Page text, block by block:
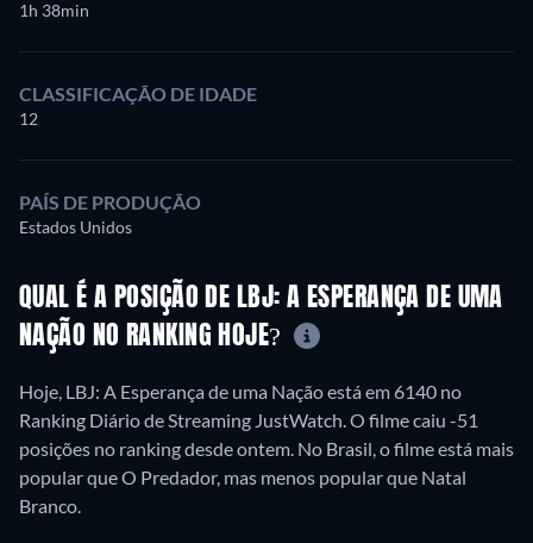
1h 38min
CLASSIFICAÇÃO DE IDADE
12
PAÍS DE PRODUÇÃO
Estados Unidos
QUAL É A POSIÇÃO DE LBJ: A ESPERANÇA DE UMA
NAÇÃO NO RANKING HOJE?
Hoje, LBJ: A Esperança de uma Nação está em 6140 no
Ranking Diário de Streaming JustWatch. O filme caiu -51
posições no ranking desde ontem. No Brasil, o filme está mais
popular que O Predador, mas menos popular que Natal
Branco.